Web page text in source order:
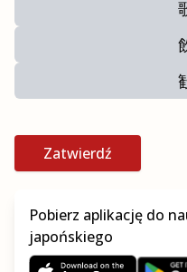
Zatwierdź
Pobierz aplikację do
japońskiego